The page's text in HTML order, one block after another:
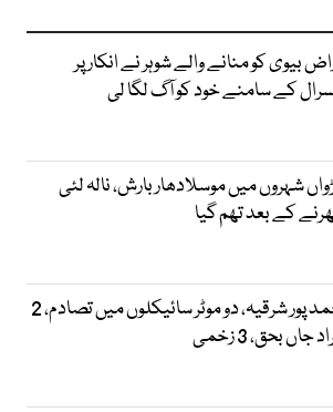
بیوی کو منانے والے شوہر نے انکار پر
کے سامنے خود کو آگ لگا لی
شہروں میں موسلادھار بارش، نالہ لئی
کے بعد تھم گیا
احمد پور شرقیہ، دو موٹر سائیکلوں میں تصادم، 2
جاں بحق، 3 زخمی